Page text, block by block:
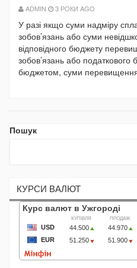
ADMIN 3 РОКИ AGO
У разі якщо суми надміру
зобов’язань або суми
відповідного бюджету
зобов’язань або податкового
бюджетом, суми
Пошук
КУРСИ ВАЛЮТ